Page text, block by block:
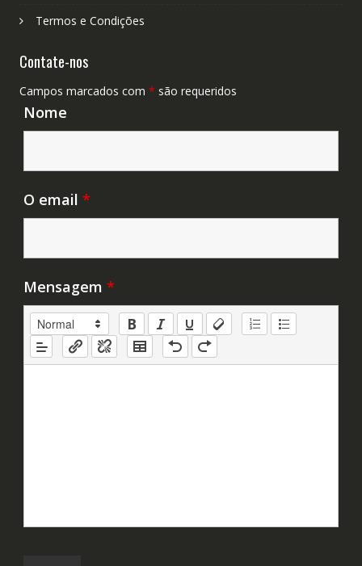
Termos e Condições
Contate-nos
Campos marcados com * são requeridos
Nome
O email *
Mensagem *